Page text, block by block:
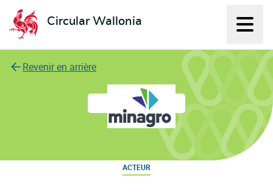
Circular Wallonia
L'économie circulaire
Revenir en arrière
Minagro
ACTEUR